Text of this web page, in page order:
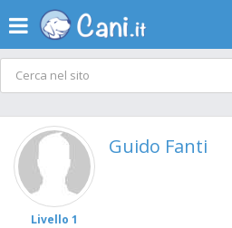
Livello 1
Guido Fanti